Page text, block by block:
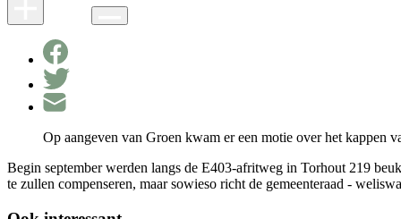
Op aangeven van Groen kwam er een motie over het kappen
Begin september werden langs de E403-afritweg in Torhout 219
te zullen compenseren, maar sowieso richt de gemeenteraad -